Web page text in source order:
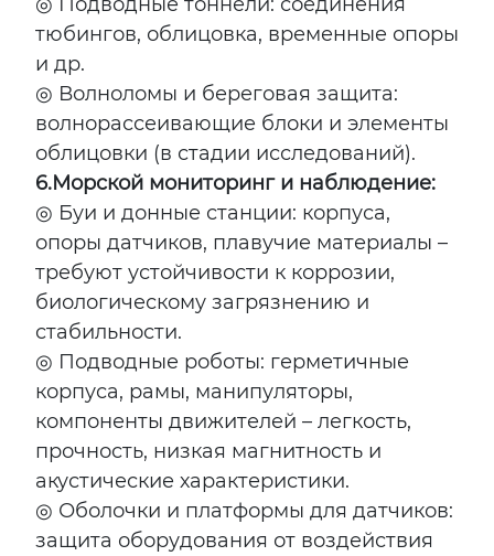
тюбингов, облицовка, временные опоры
и др.
◎ Волноломы и береговая защита:
волнорассеивающие блоки и элементы
облицовки (в стадии исследований).
6.Морской мониторинг и наблюдение:
◎ Буи и донные станции: корпуса,
опоры датчиков, плавучие материалы –
требуют устойчивости к коррозии,
биологическому загрязнению и
стабильности.
◎ Подводные роботы: герметичные
корпуса, рамы, манипуляторы,
компоненты движителей – легкость,
прочность, низкая магнитность и
акустические характеристики.
◎ Оболочки и платформы для датчиков:
защита оборудования от воздействия